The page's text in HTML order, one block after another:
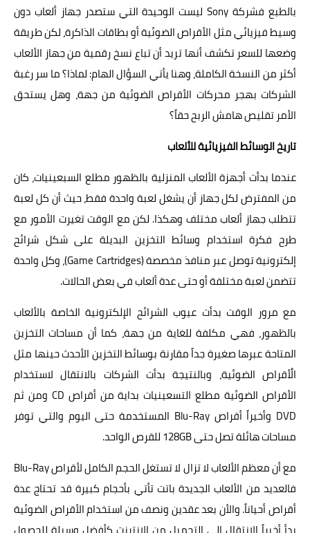
بالطبع فشركة Sony ليست الوحيدة التي ستصدر جهاز ألعاب دون
وسيط فيزيائي مثل الأقراص الضوئية أو بطاقات الذاكرة، لكن طريقة
وضعها للسعر تكشف أنها تريد أن تباع نسخ رقمية من جهاز الألعاب
أكثر من النسخة الكاملة، وهنا يأتي السؤال الهام: لماذا؟ ما سر رغبة
الشركات بهجر محركات الأقراص الضوئية من جهة، وهل يستحق
الأمر تقليص هامش الربح حقاً؟
تاريخ الوسائط الفيزيائية للألعاب
عندما بدأت أجهزة الألعاب المنزلية بالظهور مطلع السبعينيات، كان
من المفترض لكل جهاز أن يشغل لعبة واحدة فقط، حيث أن كل لعبة
تتطلب جهاز ألعاب مختلف وهكذا. لكن مع الوقت تغيرت الأمور مع
طرح فكرة استخدام وسائط التخزين البديلة على شكل شرائح
إلكترونية توصل عبر منافذ مخصصة (Game Cartridges)، وكل واحدة
تتضمن لعبة مختلفة أو حتى عدة ألعاب في بعض الحالات.
مع مرور الوقت بدأت عيوب الشرائح الإلكترونية الخاصة بالألعاب
بالظهور، فهي مكلفة للغاية من جهة، كما أن مساحات التخزين
المتاحة عبرها صغيرة جداً مقارنة بوسائط التخزين الأحدث حينها مثل
الٌأقراص الضوئية، وبالنتيجة بدأت الشركات بالانتقال لاستخدام
الأقراص الضوئية مطلع التسعينيات بداية من أقراص CD ومن ثم
DVD وأخيراً أقراص Blu-Ray المستخدمة حتى اليوم والتي توفر
مساحات هائلة تصل حتى 128GB للقرص الواحد.
مع أن معظم الألعاب لا تزال لا تستغل الحجم الكامل لأقراص Blu-Ray
فالعديد من الألعاب الجديدة باتت تأتي بأحجام كبيرة قد تحتاج عدة
أقراص أحياناً. والأن بعد عقدين ونصف من استخدام الأقراص الضوئية